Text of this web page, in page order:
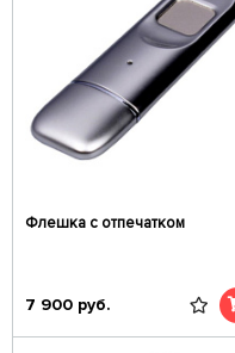
Флешка с отпечатком
7 900 руб.